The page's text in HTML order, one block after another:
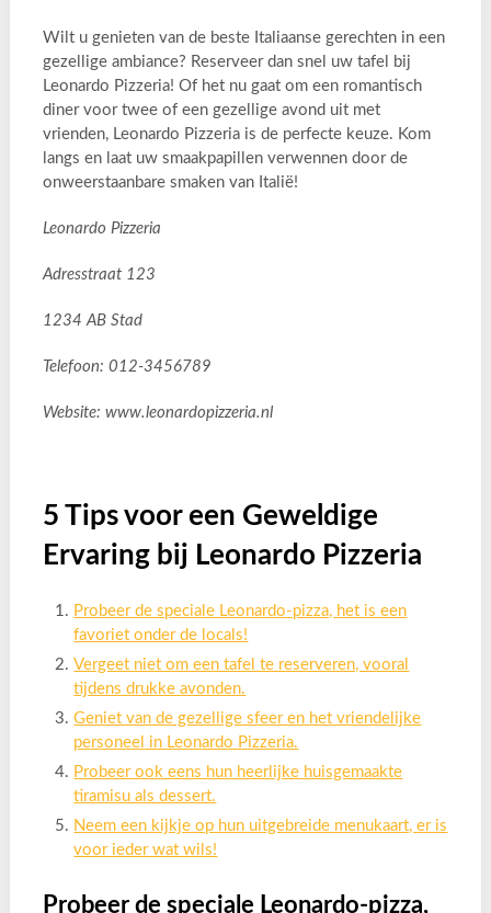
Wilt u genieten van de beste Italiaanse gerechten in een
gezellige ambiance? Reserveer dan snel uw tafel bij
Leonardo Pizzeria! Of het nu gaat om een romantisch
diner voor twee of een gezellige avond uit met
vrienden, Leonardo Pizzeria is de perfecte keuze. Kom
langs en laat uw smaakpapillen verwennen door de
onweerstaanbare smaken van Italië!
Leonardo Pizzeria
Adresstraat 123
1234 AB Stad
Telefoon: 012-3456789
Website: www.leonardopizzeria.nl
5 Tips voor een Geweldige
Ervaring bij Leonardo Pizzeria
Probeer de speciale Leonardo-pizza, het is een
favoriet onder de locals!
Vergeet niet om een tafel te reserveren, vooral
tijdens drukke avonden.
Geniet van de gezellige sfeer en het vriendelijke
personeel in Leonardo Pizzeria.
Probeer ook eens hun heerlijke huisgemaakte
tiramisu als dessert.
Neem een kijkje op hun uitgebreide menukaart, er is
voor ieder wat wils!
Probeer de speciale Leonardo-pizza,